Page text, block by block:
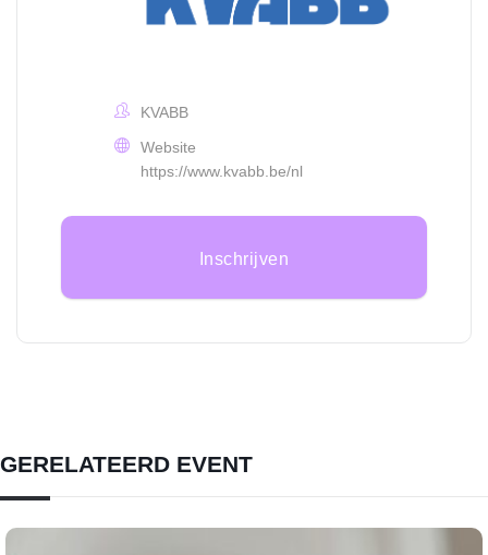
KVABB
Website
https://www.kvabb.be/nl
Inschrijven
GERELATEERD EVENT